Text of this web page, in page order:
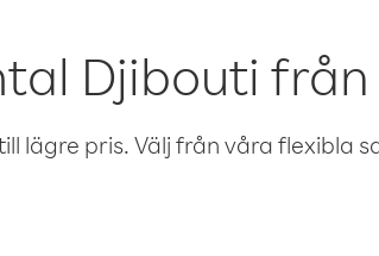
Djibouti
lägre pris. Välj från våra flexibla